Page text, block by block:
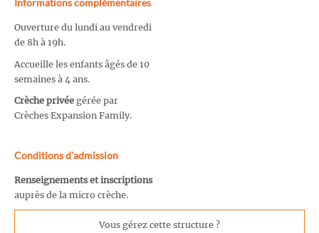
Informations complémentaires
Ouverture du lundi au vendredi
de 8h à 19h.
Accueille les enfants âgés de 10
semaines à 4 ans.
Crèche privée gérée par
Crèches Expansion Family.
Conditions d'admission
Renseignements et inscriptions
auprès de la micro crèche.
Vous gérez cette structure ?